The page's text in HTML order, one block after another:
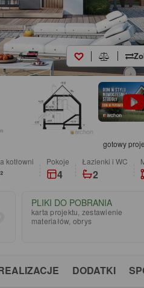
gotowy
kotłowni pokoje
4
łazienki i WC
2
PLIKI DO POBRANIA
karta projektu, zestawienie
materiałów, obrys
DODATKI